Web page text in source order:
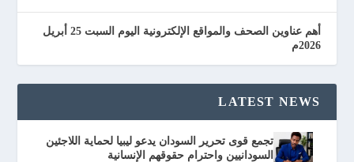
أهم عناوين الصحف والمواقع الإلكترونية اليوم السبت 25 أبريل
2026م
LATEST NEWS
تجمع قوى تحرير السودان يدعو ليبيا لحماية اللاجئين
السودانيين واحترام حقوقهم الإنسانية